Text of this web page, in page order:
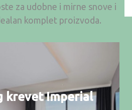
za udobne i mirne snove i
komplet proizvoda.
krevet Imperial